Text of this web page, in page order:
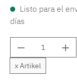
Listo para el
días
Cantidad
x Artikel